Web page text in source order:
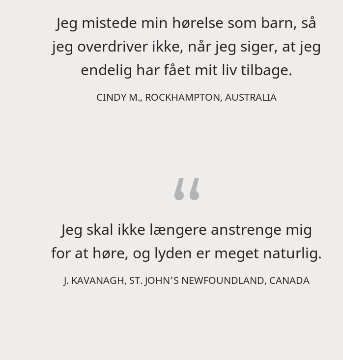
Jeg mistede min hørelse som barn, så
jeg overdriver ikke, når jeg siger, at jeg
endelig har fået mit liv tilbage.
CINDY M., ROCKHAMPTON, AUSTRALIA
Jeg skal ikke længere anstrenge mig
for at høre, og lyden er meget naturlig.
J. KAVANAGH, ST. JOHN'S NEWFOUNDLAND, CANADA